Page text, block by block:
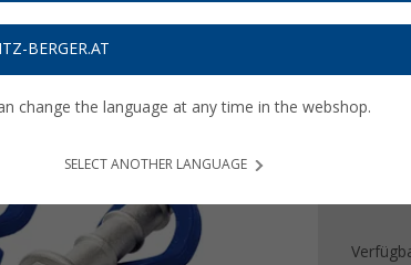
Bis
BERGER.AT
change the language at any time in the webshop.
SELECT ANOTHER LANGUAGE